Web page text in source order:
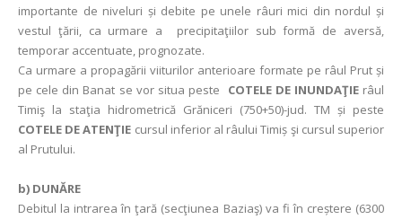
importante de niveluri și debite pe unele râuri mici din nordul și
vestul ţării, ca urmare a precipitaţiilor sub formă de aversă,
temporar accentuate, prognozate.
Ca urmare a propagării viiturilor anterioare formate pe râul Prut și
pe cele din Banat se vor situa peste COTELE DE INUNDAŢIErâul
Timiş la staţia hidrometrică Grăniceri (750+50)-jud. TM și peste
COTELE DE ATENŢIE cursul inferior al râului Timiș şi cursul superior
al Prutului.
b) DUNĂRE
Debitul la intrarea în ţară (secţiunea Baziaş) va fi în creștere (6300